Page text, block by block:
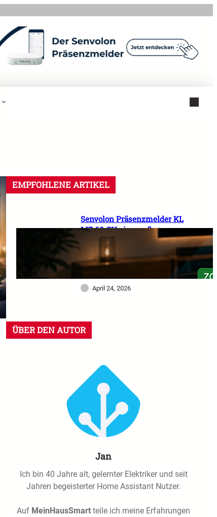
EMPFOHLENE ARTIKEL
Senvolon Präsenzmelder KL
MZ 60 GHz im großen
Praxistest: Warum dieser
Sensor mein Smart Home
deutlich intelligenter
April 24, 2026
ÜBER DEN AUTOR
Jan
Ich bin 40 Jahre alt, gelernter Elektriker und seit
Jahren begeisterter Home Assistant Nutzer.
Auf MeinHausSmart teile ich meine Erfahrungen